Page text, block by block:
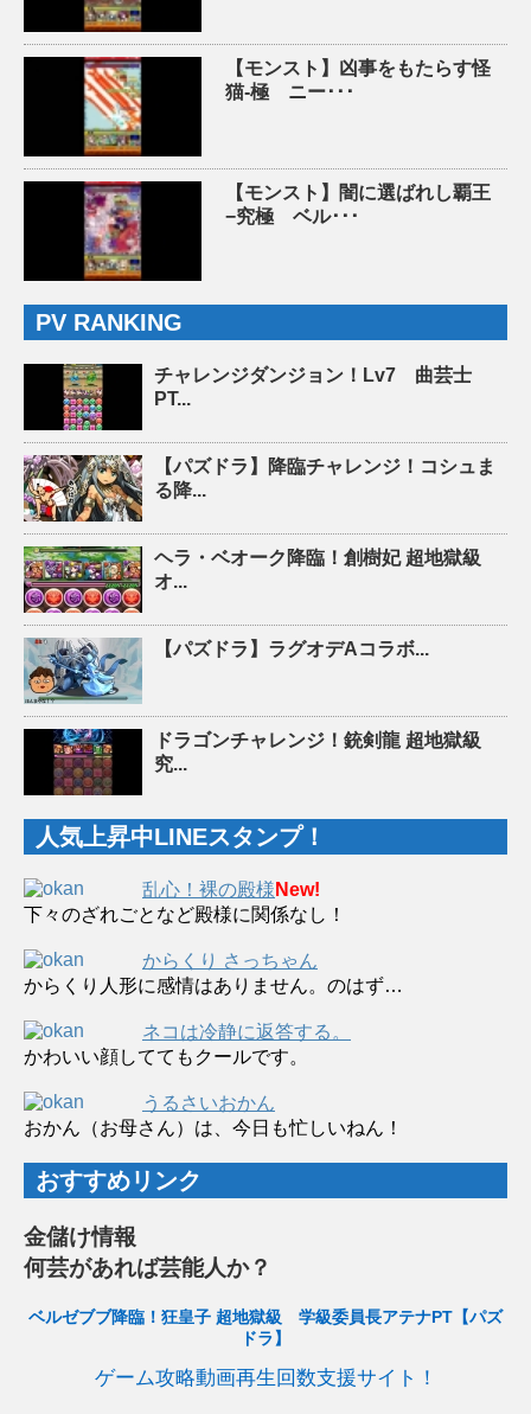
【モンスト】凶事をもたらす怪
猫-極 ニー･･･
【モンスト】闇に選ばれし覇王
−究極 ベル･･･
PV RANKING
チャレンジダンジョン！Lv7 曲芸士
PT...
【パズドラ】降臨チャレンジ！コシュま
る降...
ヘラ・ベオーク降臨！創樹妃 超地獄級
オ...
【パズドラ】ラグオデAコラボ...
ドラゴンチャレンジ！銃剣龍 超地獄級
究...
人気上昇中LINEスタンプ！
乱心！裸の殿様 New!
下々のざれごとなど殿様に関係なし！
からくり さっちゃん
からくり人形に感情はありません。のはず…
ネコは冷静に返答する。
かわいい顔しててもクールです。
うるさいおかん
おかん（お母さん）は、今日も忙しいねん！
おすすめリンク
金儲け情報
何芸があれば芸能人か？
ベルゼブブ降臨！狂皇子 超地獄級 学級委員長アテナPT【パズ
ドラ】
ゲーム攻略動画再生回数支援サイト！